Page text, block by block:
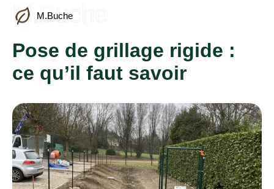
M.Buche
M.Buche
Pose de grillage rigide :
ce qu’il faut savoir